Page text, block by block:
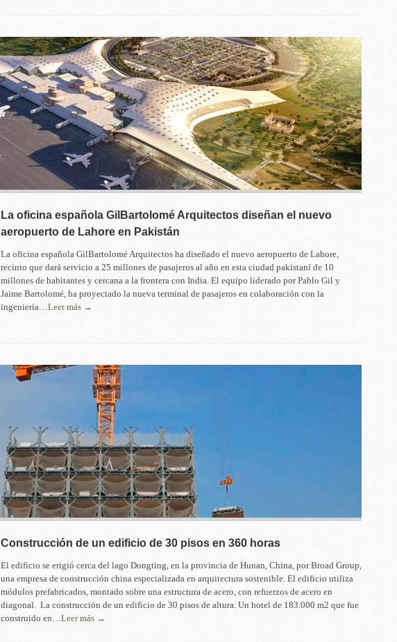
La oficina española GilBartolomé Arquitectos diseñan el nuevo
aeropuerto de Lahore en Pakistán
La oficina española GilBartolomé Arquitectos ha diseñado el nuevo aeropuerto de Lahore,
recinto que dará servicio a 25 millones de pasajeros al año en esta ciudad pakistaní de 10
millones de habitantes y cercana a la frontera con India. El equipo liderado por Pablo Gil y
Jaime Bartolomé, ha proyectado la nueva terminal de pasajeros en colaboración con la
ingeniería…Leer más →
Construcción de un edificio de 30 pisos en 360 horas
El edificio se erigió cerca del lago Dongting, en la provincia de Hunan, China, por Broad Group,
una empresa de construcción china especializada en arquitectura sostenible. El edificio utiliza
módulos prefabricados, montado sobre una estructura de acero, con refuerzos de acero en
diagonal. La construcción de un edificio de 30 pisos de altura. Un hotel de 183.000 m2 que fue
construido en…Leer más →